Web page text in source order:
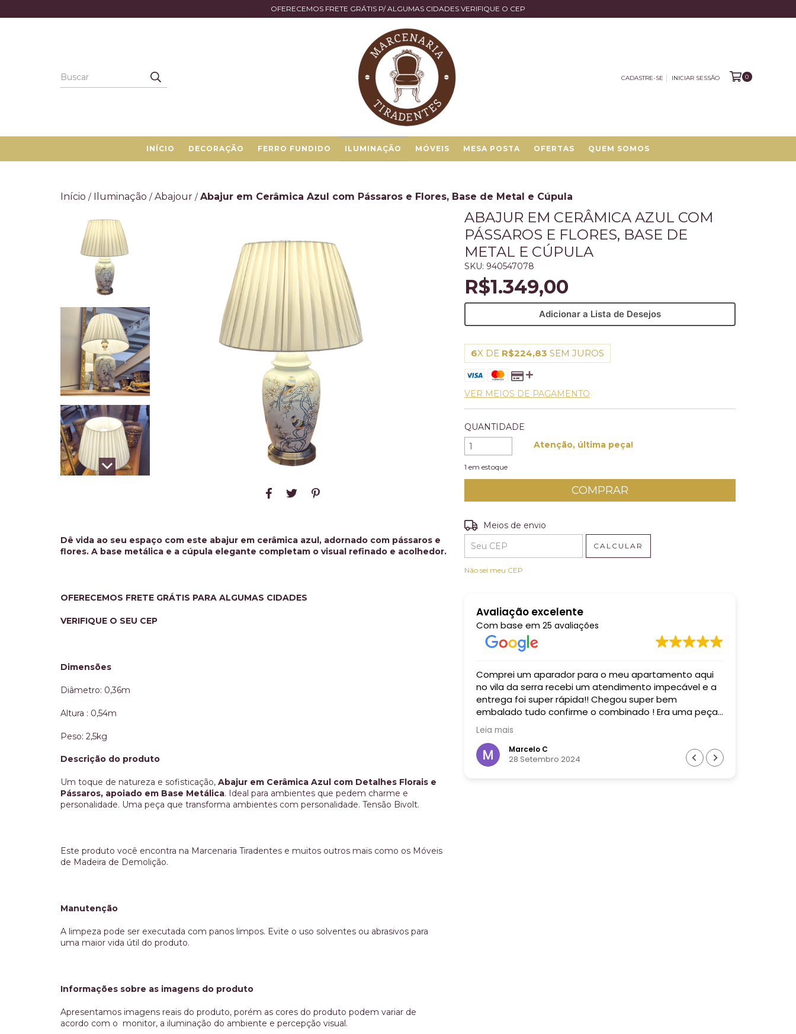
OFERECEMOS FRETE GRÁTIS P/ ALGUMAS CIDADES VERIFIQUE O CEP
CADASTRE-SE INICIAR SESSÃO 0
INÍCIO DECORAÇÃO FERRO FUNDIDO ILUMINAÇÃO MÓVEIS MESA POSTA OFERTAS QUEM SOMOS
Início / Iluminação / Abajour / Abajur em Cerâmica Azul com Pássaros e Flores, Base de Metal e Cúpula
Dê vida ao seu espaço com este abajur em cerâmica azul, adornado com pássaros e
flores. A base metálica e a cúpula elegante completam o visual refinado e acolhedor.
OFERECEMOS FRETE GRÁTIS PARA ALGUMAS CIDADES
VERIFIQUE O SEU CEP
Dimensões
Diâmetro: 0,36m
Altura : 0,54m
Peso: 2,5kg
Descrição do produto
Um toque de natureza e sofisticação, Abajur em Cerâmica Azul com Detalhes Florais e
Pássaros, apoiado em Base Metálica. Ideal para ambientes que pedem charme e
personalidade. Uma peça que transforma ambientes com personalidade. Tensão Bivolt.
Este produto você encontra na Marcenaria Tiradentes e muitos outros mais como os Móveis
de Madeira de Demolição.
Manutenção
A limpeza pode ser executada com panos limpos. Evite o uso solventes ou abrasivos para
uma maior vida útil do produto.
Informações sobre as imagens do produto
Apresentamos imagens reais do produto, porém as cores do produto podem variar de
acordo com o monitor, a iluminação do ambiente e percepção visual.
ABAJUR EM CERÂMICA AZUL COM
PÁSSAROS E FLORES, BASE DE
METAL E CÚPULA
SKU: 940547078
R$1.349,00
Adicionar a Lista de Desejos
6X DE R$224,83 SEM JUROS
VER MEIOS DE PAGAMENTO
QUANTIDADE
1 em estoque
Atenção, última peça!
Entregas para o CEP:
Meios de envio
CALCULAR
Não sei meu CEP
Avaliação excelente
Com base em25 avaliações
. Peças em ferro fundido e
a loja inteira. Estacionamento
Comprei um aparador para o meu apartamento aqui
no vila da serra recebi um atendimento impecável e a
entrega foi super rápida!! Chegou super bem
embalado tudo confirme o combinado ! Era uma peça
bem grande! Recomendo muito essa empresa! Valeu
cada centavo !
Leia mais
Marcelo C
28 Setembro 2024